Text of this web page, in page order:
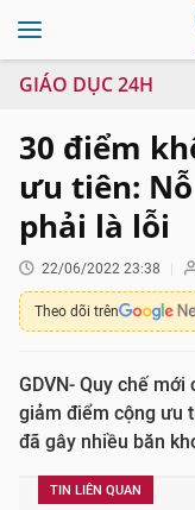
GIÁO DỤC 24H
30 điểm
ưu tiên:
phải là lỗi
22/06/2022 23:38
Theo dõi trên
GDVN- Quy chế
giảm điểm cộng ưu
đã gây nhiều băn
TIN LIÊN QUAN